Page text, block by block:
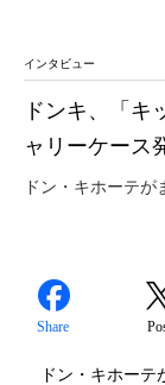
インタビュー
ドンキ、「キ
ャリーケース
ドン・キホーテが
Share
ドン・キホーテ